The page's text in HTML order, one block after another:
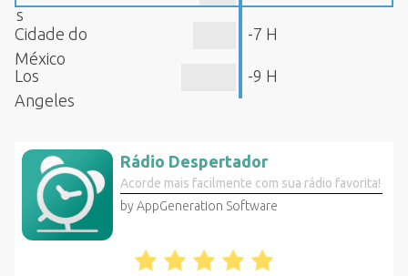
s
Cidade do
México
-7 H
Los
Angeles
-9 H
Rádio Despertador
Acorde mais facilmente com sua rádio favorita!
by AppGeneration Software